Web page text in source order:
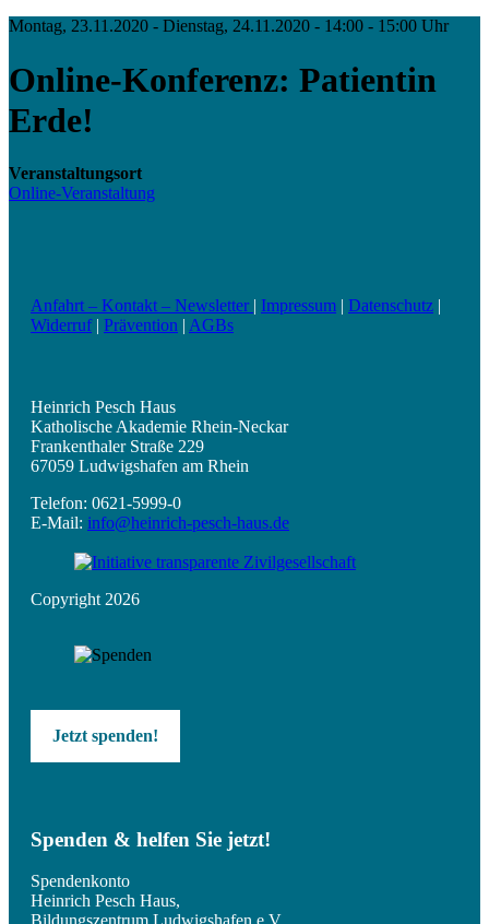
Montag, 23.11.2020 - Dienstag, 24.11.2020 - 14:00 - 15:00 Uhr
Online-Konferenz: Patientin
Erde!
Veranstaltungsort
Online-Veranstaltung
Anfahrt – Kontakt – Newsletter | Impressum | Datenschutz |
Widerruf| Prävention | AGBs
Heinrich Pesch Haus
Katholische Akademie Rhein-Neckar
Frankenthaler Straße 229
67059 Ludwigshafen am Rhein
Telefon: 0621-5999-0
E-Mail: info@heinrich-pesch-haus.de
Copyright 2026
Jetzt spenden!
Spenden & helfen Sie jetzt!
Spendenkonto
Heinrich Pesch Haus,